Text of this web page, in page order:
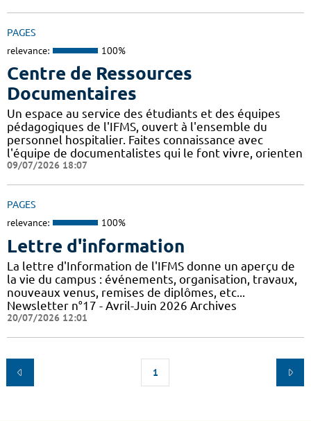
PAGES
relevance: 100%
Centre de Ressources
Documentaires
Un espace au service des étudiants et des équipes
pédagogiques de l'IFMS, ouvert à l'ensemble du
personnel hospitalier. Faites connaissance avec
l'équipe de documentalistes qui le font vivre, orienten
09/07/2026 18:07
PAGES
relevance: 100%
Lettre d'information
La lettre d'Information de l'IFMS donne un aperçu de
la vie du campus : événements, organisation, travaux,
nouveaux venus, remises de diplômes, etc...
Newsletter n°17 - Avril-Juin 2026 Archives
20/07/2026 12:01
1